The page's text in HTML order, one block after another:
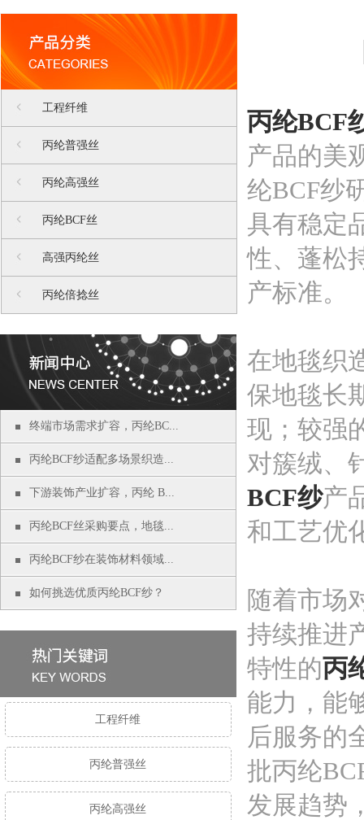
工程纤维
丙纶普强丝
丙纶高强丝
丙纶BCF丝
高强丙纶丝
丙纶倍捻丝
终端市场需求扩容，丙纶BC...
丙纶BCF纱适配多场景织造...
下游装饰产业扩容，丙纶 B...
丙纶BCF丝采购要点，地毯...
丙纶BCF纱在装饰材料领域...
如何挑选优质丙纶BCF纱？
工程纤维
丙纶普强丝
丙纶高强丝
丙纶BCF
产品的美
纶BCF纱
具有稳定
性、蓬松
产标准。
在地毯织
保地毯长
现；较强
对簇绒、
BCF纱产
和工艺优
随着市场
持续推进
特性的丙
能力，能
后服务的
批丙纶
发展趋势